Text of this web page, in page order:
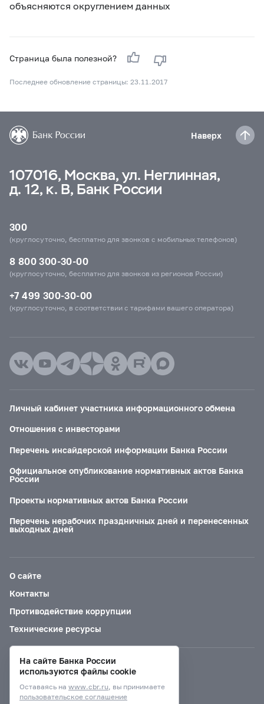
объясняются округлением данных
Страница была полезной?
Последнее обновление страницы: 23.11.2017
Наверх
107016, Москва, ул. Неглинная,
д. 12, к. В, Банк России
300
(круглосуточно, бесплатно для звонков с мобильных телефонов)
8 800 300-30-00
(круглосуточно, бесплатно для звонков из регионов России)
+7 499 300-30-00
(круглосуточно, в соответствии с тарифами вашего оператора)
Личный кабинет участника информационного обмена
Отношения с инвесторами
Перечень инсайдерской информации Банка России
Официальное опубликование нормативных актов Банка
России
Проекты нормативных актов Банка России
Перечень нерабочих праздничных дней и перенесенных
выходных дней
О сайте
Контакты
Противодействие коррупции
Технические ресурсы
Версия для слабовидящих
На сайте Банка России
используются файлы cookie
Оставаясь на www.cbr.ru, вы принимаете
пользовательское соглашение